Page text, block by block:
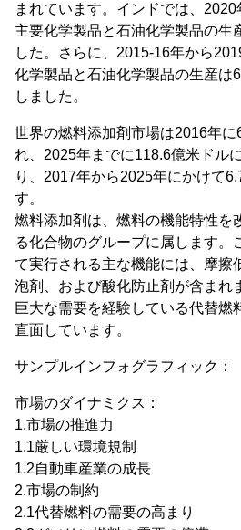
まれています。インドでは、
主要化学製品と石油化学製品の生
した。さらに、2015-16年から
化学製品と石油化学製品の生産は
しました。
世界の燃料添加剤市場は2016年に
れ、2025年までに118.6億米ドル
り、2017年から2025年にかけて
す。
燃料添加剤は、燃料の機能特性を
る化合物のグループに属します。
て実行される主な機能には、摩擦
泡剤、および酸化防止剤が含まれ
巨大な需要を経験している代替燃
直面しています。
サンプルインフォグラフィック：
市場のダイナミクス：
1.市場の推進力
1.1厳しい環境規制
1.2自動車産業の成長
2.市場の制約
2.1代替燃料の需要の高まり